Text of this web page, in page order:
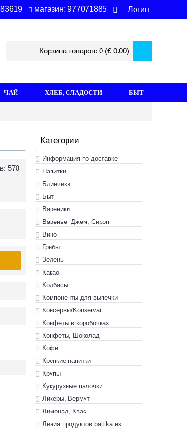
магазин: 977071885 : Логин
Корзина товаров: 0 (€ 0.00)
ЧАЙ ХЛЕБ, СЛАДОСТИ БЫТ
Категории
Информация по доставке
Hапитки
Блинчики
Быт
Вареники
Варенье, Джем, Сироп
Вино
Грибы
Зелень
Какао
Колбасы
Компоненты для выпечки
Консервы/Konservai
Конфеты в кoробочках
Конфеты, Шоколад
Кофе
Крепкие напитки
Крупы
Кукурузные палочки
Ликеры, Вермут
Лимонад, Квас
Линия продуктов baltika.es
578